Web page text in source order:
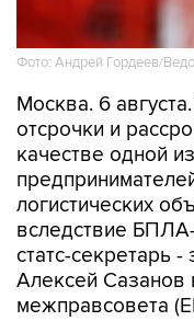
Фото: Андрей Гордеев/
Москва. 6
отсрочки и
качестве одной
логистических
вследствие
статс-секретарь
Алексей Сазанов
межправсовета